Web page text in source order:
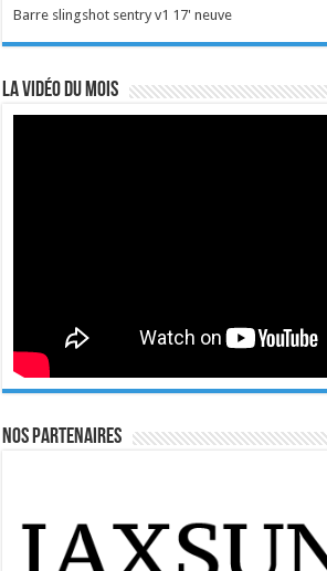
Barre slingshot sentry v1 17' neuve
La vidéo du mois
Nos Partenaires